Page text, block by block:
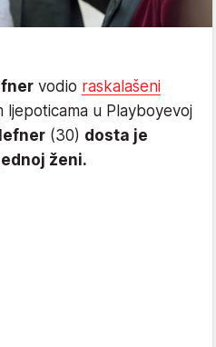
vodio raskalašeni
u Playboyevoj
(30) dosta je
ženi.